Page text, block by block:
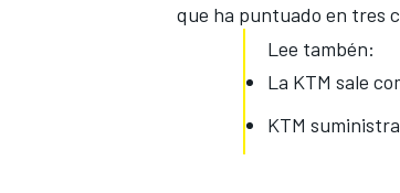
que ha puntuado en tres
Lee tambén:
La KTM sale
KTM